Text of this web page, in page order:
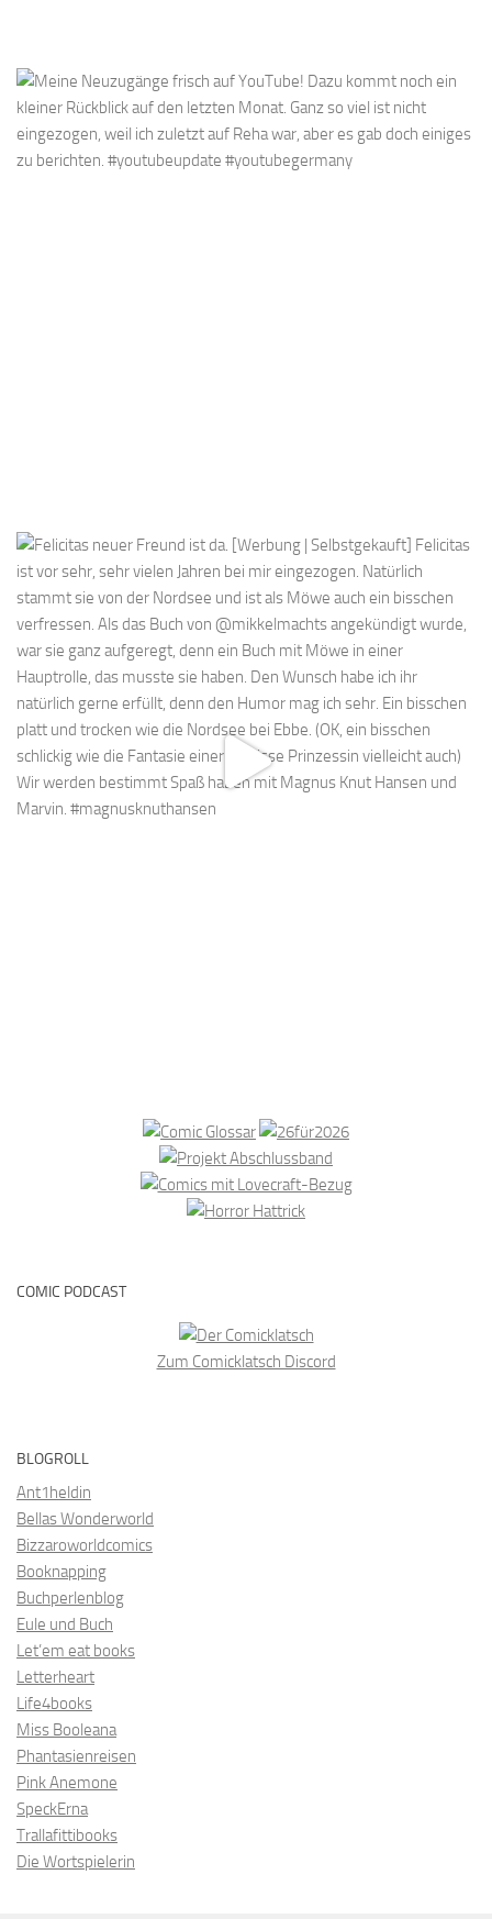
COMIC PODCAST
Zum Comicklatsch Discord
BLOGROLL
Ant1heldin
Bellas Wonderworld
Bizzaroworldcomics
Booknapping
Buchperlenblog
Eule und Buch
Let’em eat books
Letterheart
Life4books
Miss Booleana
Phantasienreisen
Pink Anemone
SpeckErna
Trallafittibooks
Die Wortspielerin